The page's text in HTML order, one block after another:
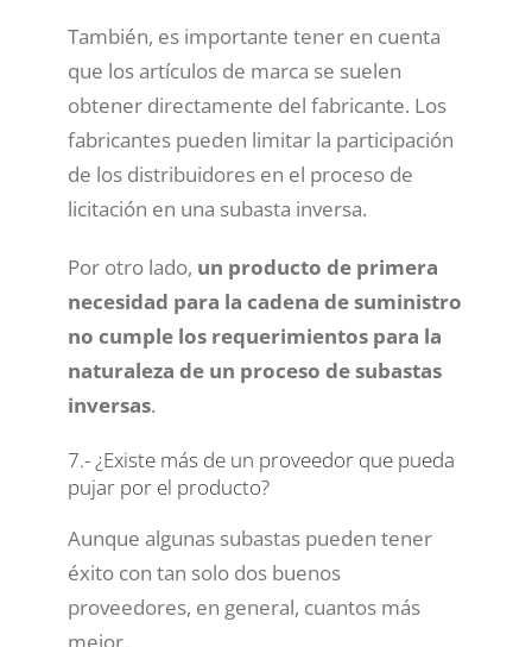
También, es importante tener en cuenta
que los artículos de marca se suelen
obtener directamente del fabricante. Los
fabricantes pueden limitar la participación
de los distribuidores en el proceso de
licitación en una subasta inversa.
Por otro lado, un producto de primera
necesidad para la cadena de suministro
no cumple los requerimientos para la
naturaleza de un proceso de subastas
inversas.
7.- ¿Existe más de un proveedor que pueda
pujar por el producto?
Aunque algunas subastas pueden tener
éxito con tan solo dos buenos
proveedores, en general, cuantos más